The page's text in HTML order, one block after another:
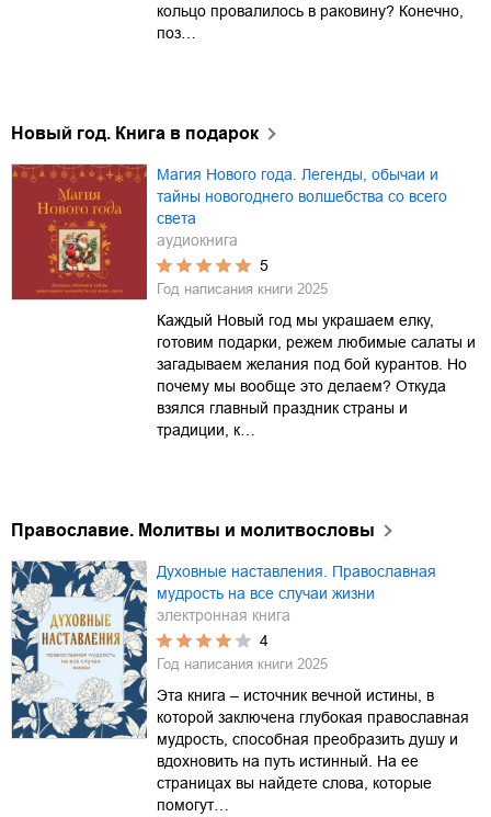
кольцо провалилось в раковину? Конечно,
поз…
Новый год. Книга в подарок
Магия Нового года. Легенды, обычаи и
тайны новогоднего волшебства со всего
света
аудиокнига
5
Год написания книги 2025
Каждый Новый год мы украшаем елку,
готовим подарки, режем любимые салаты и
загадываем желания под бой курантов. Но
почему мы вообще это делаем? Откуда
взялся главный праздник страны и
традиции, к…
Православие. Молитвы и молитвословы
Духовные наставления. Православная
мудрость на все случаи жизни
электронная книга
4
Год написания книги 2025
Эта книга – источник вечной истины, в
которой заключена глубокая православная
мудрость, способная преобразить душу и
вдохновить на путь истинный. На ее
страницах вы найдете слова, которые
помогут…